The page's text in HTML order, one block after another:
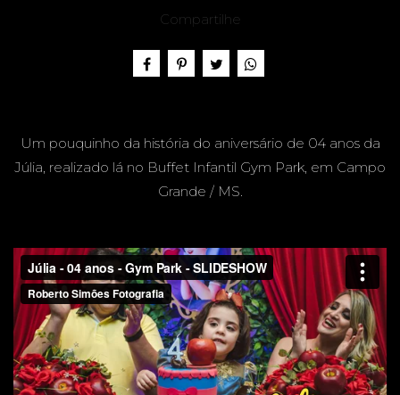
4 ANOS
- GYM
PARK -
Compartilhe
Um pouquinho da história do aniversário de 04 anos da
Júlia, realizado lá no Buffet Infantil Gym Park, em Campo
Grande / MS.